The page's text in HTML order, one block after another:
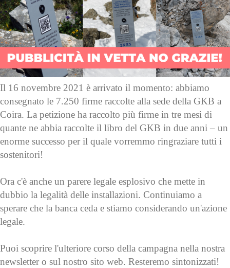
Il 16 novembre 2021 è arrivato il momento: abbiamo
consegnato le 7.250 firme raccolte alla sede della GKB a
Coira. La petizione ha raccolto più firme in tre mesi di
quante ne abbia raccolte il libro del GKB in due anni – un
enorme successo per il quale vorremmo ringraziare tutti i
sostenitori!
Ora c'è anche un parere legale esplosivo che mette in
dubbio la legalità delle installazioni. Continuiamo a
sperare che la banca ceda e stiamo considerando un'azione
legale.
Puoi scoprire l'ulteriore corso della campagna nella nostra
newsletter o sul nostro sito web. Resteremo sintonizzati!